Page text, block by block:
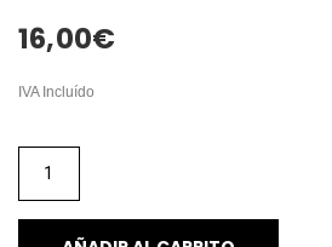
16,00€
IVA Incluído